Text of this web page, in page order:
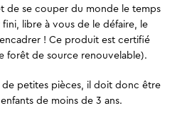
de se couper du monde le temps
fini, libre à vous de le défaire, le
! Ce produit est certifié
forêt de source renouvelable).
petites pièces, il doit donc être
de moins de 3 ans.